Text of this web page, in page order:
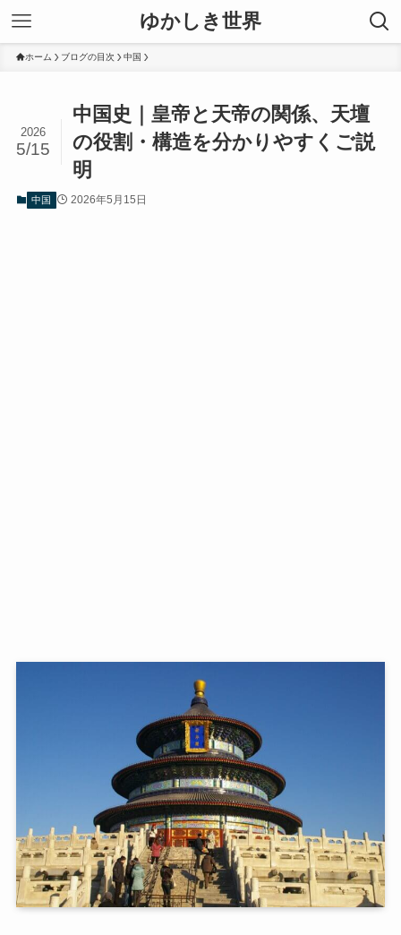
ゆかしき世界
ホーム ブログの目次 中国
中国史｜皇帝と天帝の関係、天壇
の役割・構造を分かりやすくご説
明
2026
5/15
中国 2026年5月15日